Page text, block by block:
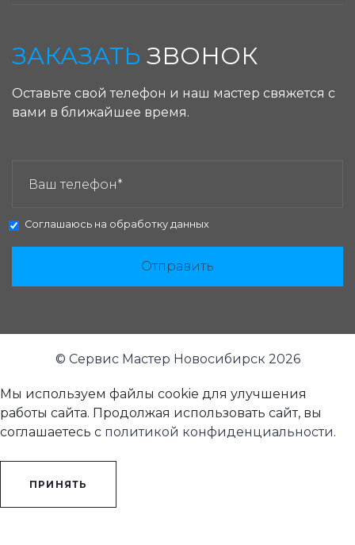
ЗАКАЗАТЬ ЗВОНОК
Оставьте свой телефон и наш мастер свяжется с
вами в ближайшее время.
Соглашаюсь на обработку данных
Отправить
© Сервис Мастер Новосибирск 2026
Мы используем файлы cookie для улучшения
работы сайта. Продолжая использовать сайт, вы
соглашаетесь с политикой конфиденциальности.
ПРИНЯТЬ